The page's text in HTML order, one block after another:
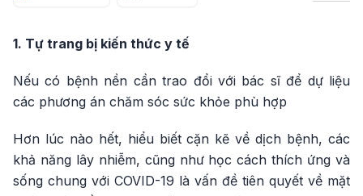
1. Tự trang bị kiến thức y tế
Nếu có bệnh nền cần trao đổi với bác sĩ để dự liệu
các phương án chăm sóc sức khỏe phù hợp
Hơn lúc nào hết, hiểu biết cặn kẽ về dịch bệnh, các
khả năng lây nhiễm, cũng như học cách thích ứng và
sống chung với COVID-19 là vấn đề tiên quyết về mặt